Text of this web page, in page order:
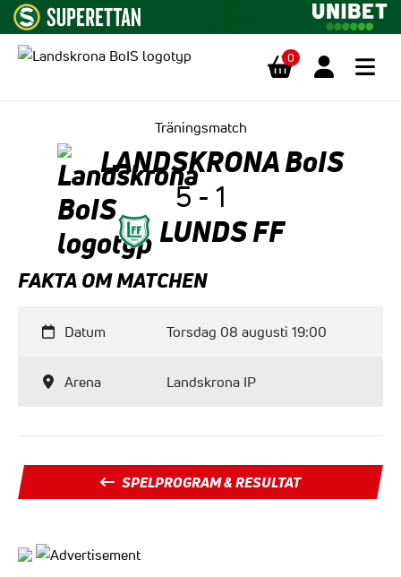
0
Träningsmatch
LANDSKRONA BoIS
5 - 1
LUNDS FF
FAKTA OM MATCHEN
Datum Torsdag 08 augusti 19:00
Arena Landskrona IP
SPELPROGRAM & RESULTAT